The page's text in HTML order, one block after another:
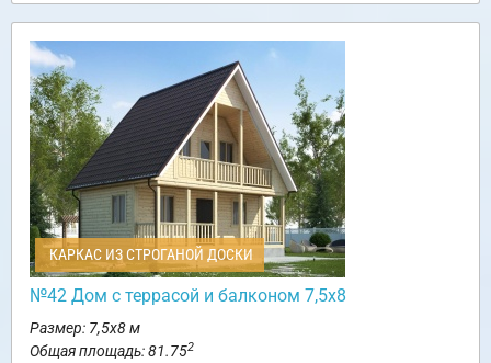
КАРКАС ИЗ СТРОГАНОЙ ДОСКИ
№42 Дом с террасой и балконом 7,5х8
Размер: 7,5х8 м
Общая площадь: 81.752